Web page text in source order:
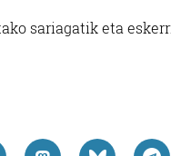
sariagatik eta